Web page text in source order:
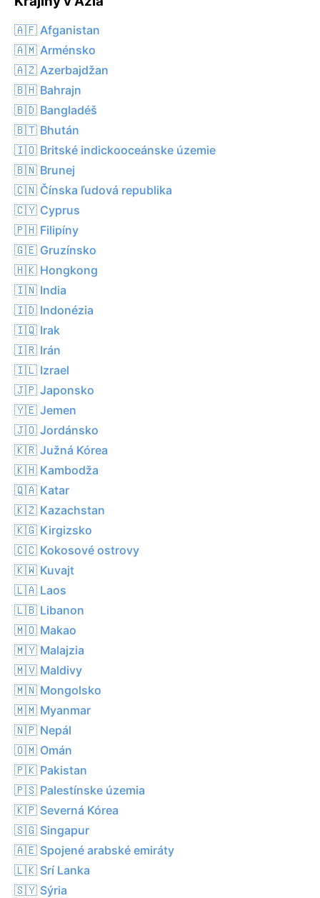
🇦🇫 Afganistan
🇦🇲 Arménsko
🇦🇿 Azerbajdžan
🇧🇭 Bahrajn
🇧🇩 Bangladéš
🇧🇹 Bhután
🇮🇴 Britské indickooceánske územie
🇧🇳 Brunej
🇨🇳 Čínska ľudová republika
🇨🇾 Cyprus
🇵🇭 Filipíny
🇬🇪 Gruzínsko
🇭🇰 Hongkong
🇮🇳 India
🇮🇩 Indonézia
🇮🇶 Irak
🇮🇷 Irán
🇮🇱 Izrael
🇯🇵 Japonsko
🇾🇪 Jemen
🇯🇴 Jordánsko
🇰🇷 Južná Kórea
🇰🇭 Kambodža
🇶🇦 Katar
🇰🇿 Kazachstan
🇰🇬 Kirgizsko
🇨🇨 Kokosové ostrovy
🇰🇼 Kuvajt
🇱🇦 Laos
🇱🇧 Libanon
🇲🇴 Makao
🇲🇾 Malajzia
🇲🇻 Maldivy
🇲🇳 Mongolsko
🇲🇲 Myanmar
🇳🇵 Nepál
🇴🇲 Omán
🇵🇰 Pakistan
🇵🇸 Palestínske územia
🇰🇵 Severná Kórea
🇸🇬 Singapur
🇦🇪 Spojené arabské emiráty
🇱🇰 Srí Lanka
🇸🇾 Sýria